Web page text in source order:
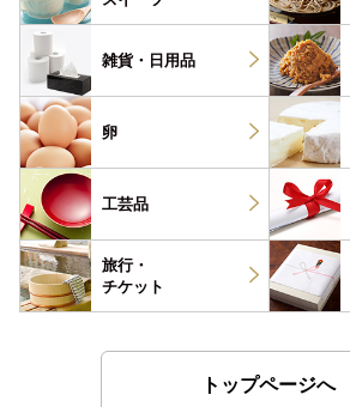
雑貨・ 日用品
卵
工芸品
旅行・
チケット
トップページへ